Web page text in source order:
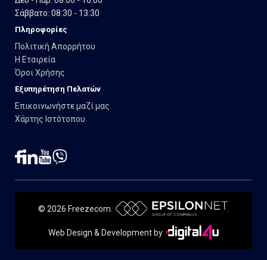
Σάββατο: 08:30 - 13:30
Πληροφορίες
Πολιτική Απορρήτου
Η Εταιρεία
Όροι Χρήσης
Εξυπηρέτηση Πελατών
Επικοινωνήστε μαζί μας
Χάρτης Ιστότοπου
© 2026 Freezecom.
Web Design & Development by